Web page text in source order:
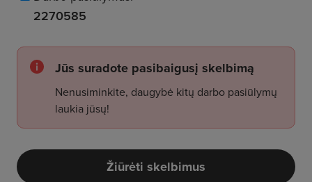
2270585
Jūs suradote pasibaigusį skelbimą
Nenusiminkite, daugybė kitų darbo pasiūlymų
laukia jūsų!
Žiūrėti skelbimus